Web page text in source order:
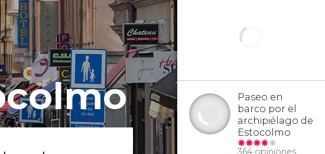
Paseo en
barco por el
archipiélago de
Estocolmo
364 opiniones